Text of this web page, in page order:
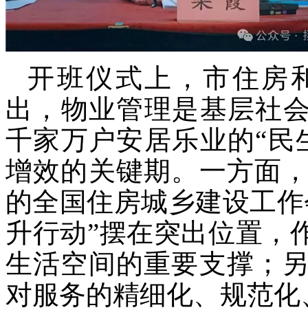
开班仪式上，市住房
出 ， 物业管理是基层社
千家万户安居乐业的“
增效的关键期。一方面
的全国住房城乡建设工
升行动”摆在突出位置，
生活空间的重要支撑；
对服务的精细化、规范